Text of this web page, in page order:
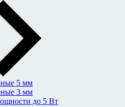
5 мм
3 мм
до 5 Вт